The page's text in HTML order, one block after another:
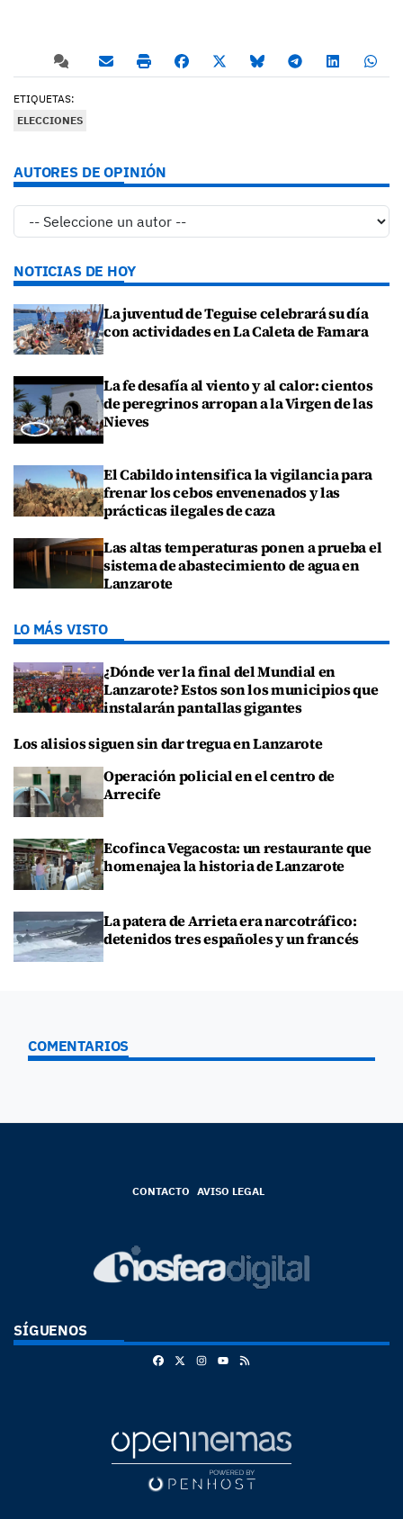
ETIQUETAS:
ELECCIONES
AUTORES DE OPINIÓN
NOTICIAS DE HOY
La juventud de Teguise celebrará su día
con actividades en La Caleta de Famara
La fe desafía al viento y al calor: cientos
de peregrinos arropan a la Virgen de las
Nieves
El Cabildo intensifica la vigilancia para
frenar los cebos envenenados y las
prácticas ilegales de caza
Las altas temperaturas ponen a prueba el
sistema de abastecimiento de agua en
Lanzarote
LO MÁS VISTO
¿Dónde ver la final del Mundial en
Lanzarote? Estos son los municipios que
instalarán pantallas gigantes
Los alisios siguen sin dar tregua en Lanzarote
Operación policial en el centro de
Arrecife
Ecofinca Vegacosta: un restaurante que
homenajea la historia de Lanzarote
La patera de Arrieta era narcotráfico:
detenidos tres españoles y un francés
COMENTARIOS
CONTACTO AVISO LEGAL
SÍGUENOS
FacebookInstagram